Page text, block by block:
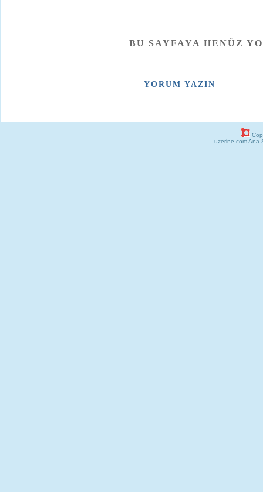
BU SAYFAYA HENÜZ
YORUM YAZIN
uzerine.com Ana